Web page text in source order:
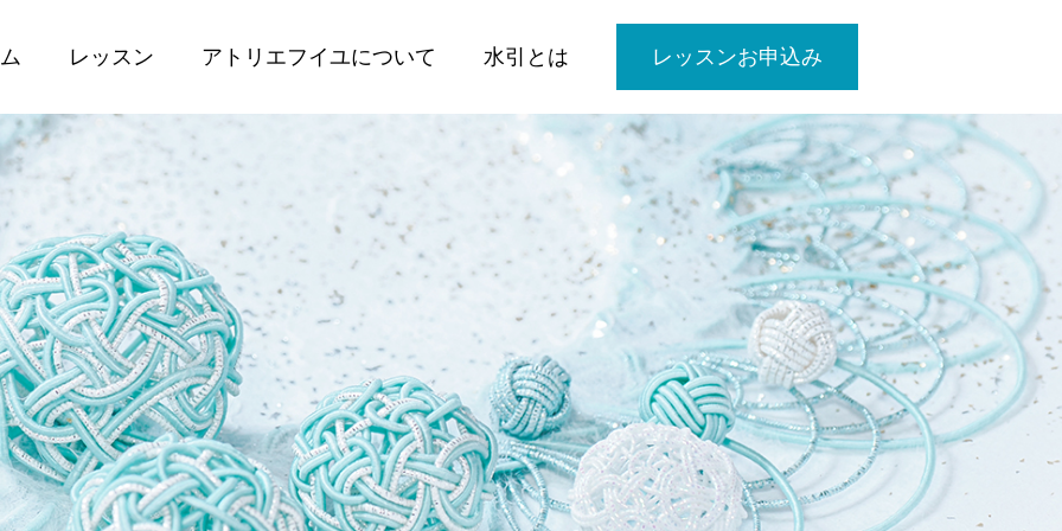
レッスン アトリエフイユについて 水引とは レッスンお申込み